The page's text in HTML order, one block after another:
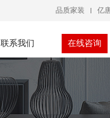
品质家装 亿
联系我们 在线咨询